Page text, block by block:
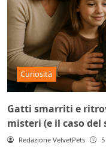
Curiosità
Gatti smarriti e
misteri (e il caso del
Redazione VelvetPets